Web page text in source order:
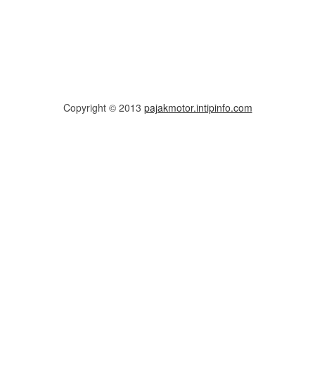
Copyright © 2013 pajakmotor.intipinfo.com